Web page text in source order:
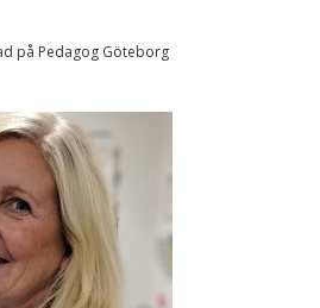
på Pedagog Göteborg